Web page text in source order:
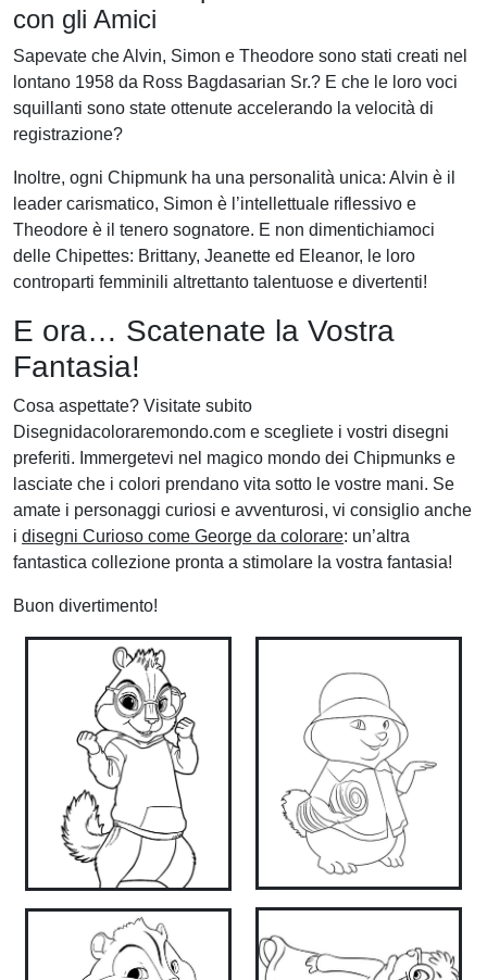
con gli Amici
Sapevate che Alvin, Simon e Theodore sono stati creati nel
lontano 1958 da Ross Bagdasarian Sr.? E che le loro voci
squillanti sono state ottenute accelerando la velocità di
registrazione?
Inoltre, ogni Chipmunk ha una personalità unica: Alvin è il
leader carismatico, Simon è l’intellettuale riflessivo e
Theodore è il tenero sognatore. E non dimentichiamoci
delle Chipettes: Brittany, Jeanette ed Eleanor, le loro
controparti femminili altrettanto talentuose e divertenti!
E ora… Scatenate la Vostra
Fantasia!
Cosa aspettate? Visitate subito
Disegnidacoloraremondo.com e scegliete i vostri disegni
preferiti. Immergetevi nel magico mondo dei Chipmunks e
lasciate che i colori prendano vita sotto le vostre mani. Se
amate i personaggi curiosi e avventurosi, vi consiglio anche
i disegni Curioso come George da colorare: un’altra
fantastica collezione pronta a stimolare la vostra fantasia!
Buon divertimento!